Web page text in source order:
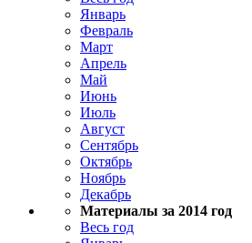
Январь
Февраль
Март
Апрель
Май
Июнь
Июль
Август
Сентябрь
Октябрь
Ноябрь
Декабрь
Материалы за 2014 год
Весь год